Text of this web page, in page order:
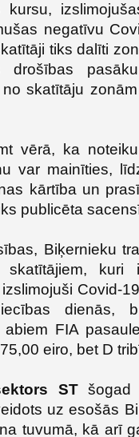
kursu,
negatīvu
tiks dalīti
drošības
skatītāju
vērā, ka
var mainīties,
kārtība un
publicēta
Biķernieku
skatītājiem, kuri
Covid-
dienās,
FIA
eiro, bet D
STšogad
uz esošās
tuvumā, kā arī